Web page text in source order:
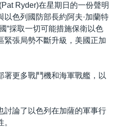
Ryder)在星期日的一份聲明
色列國防部長約阿夫·加蘭特
“採取一切可能措施保衛以色
緊張局勢不斷升級，美國正加
署更多戰鬥機和海軍戰艦，以
討論了以色列在加薩的軍事行